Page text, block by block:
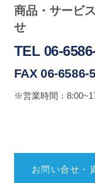
商品・サービ
せ
TEL 06-
FAX 06-6586-
※営業時間：
お問い合せ・